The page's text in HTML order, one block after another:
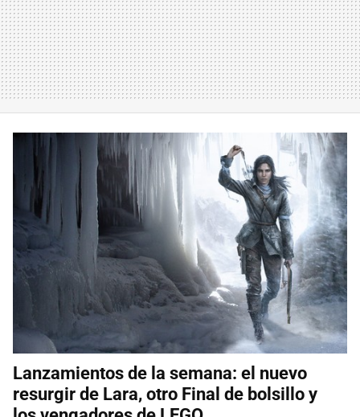
Lanzamientos de la semana: el nuevo
resurgir de Lara, otro Final de bolsillo y